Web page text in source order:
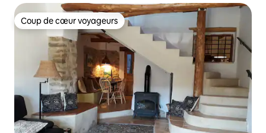
Coup de cœur voyageurs
Coup de cœur voyageurs